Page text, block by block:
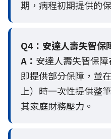
期，病程初期提供的
Q4： 安達人壽失智保
A： 安達人壽失智保
即提供部分保障，並
上）時一次性提供整
其家庭財務壓力。